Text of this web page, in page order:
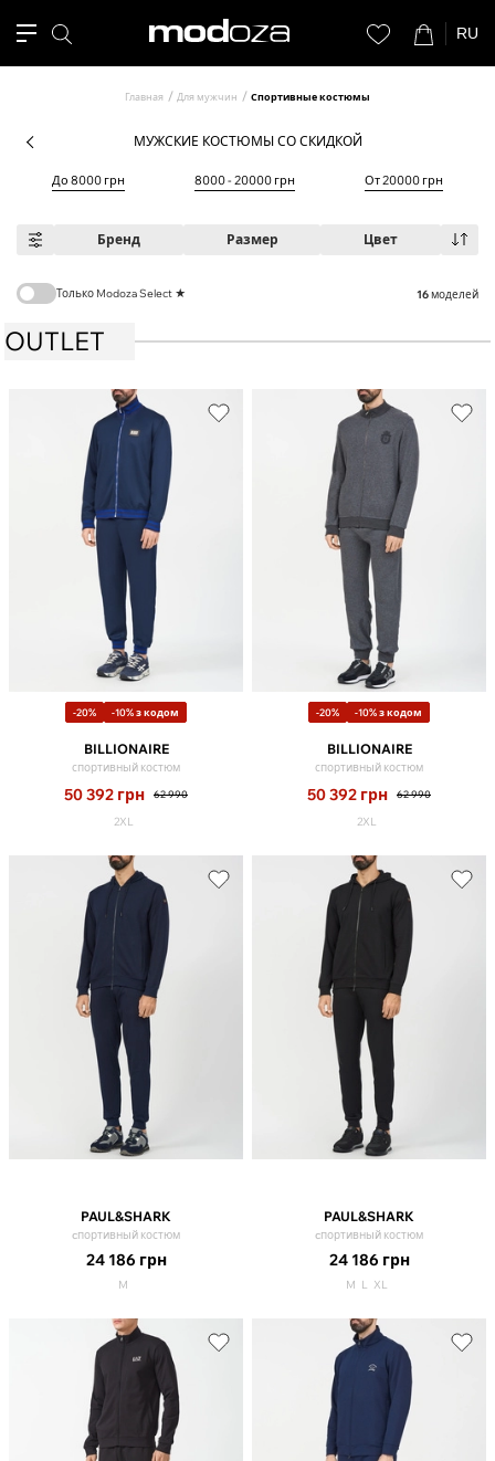
RU
Главная Для мужчин Спортивные костюмы
МУЖСКИЕ КОСТЮМЫ СО СКИДКОЙ
До 8000 грн 8000 - 20000 грн От 20000 грн
Бренд Размер Цвет
Только Modoza Select ★ 16моделей
OUTLET
-20% -10% з кодом
BILLIONAIRE
спортивный костюм
50 392 грн 62 990
2XL
-20% -10% з кодом
BILLIONAIRE
спортивный костюм
50 392 грн 62 990
2XL
PAUL&SHARK
cпортивный костюм
24 186 грн
M
PAUL&SHARK
cпортивный костюм
24 186 грн
M L XL